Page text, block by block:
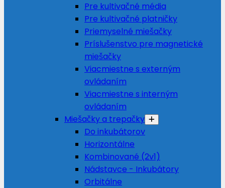
Pre kultivačné média
Pre kultivačné platničky
Priemyselné miešačky
Príslušenstvo pre magnetické
miešačky
Viacmiestne s externým
ovládaním
Viacmiestne s interným
ovládaním
Miešačky a trepačky
Do inkubátorov
Horizontálne
Kombinované (2v1)
Nádstavce - Inkubátory
Orbitálne